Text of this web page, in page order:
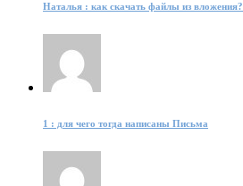
Наталья : как скачать файлы из вложения?
1 : для чего тогда написаны Письма